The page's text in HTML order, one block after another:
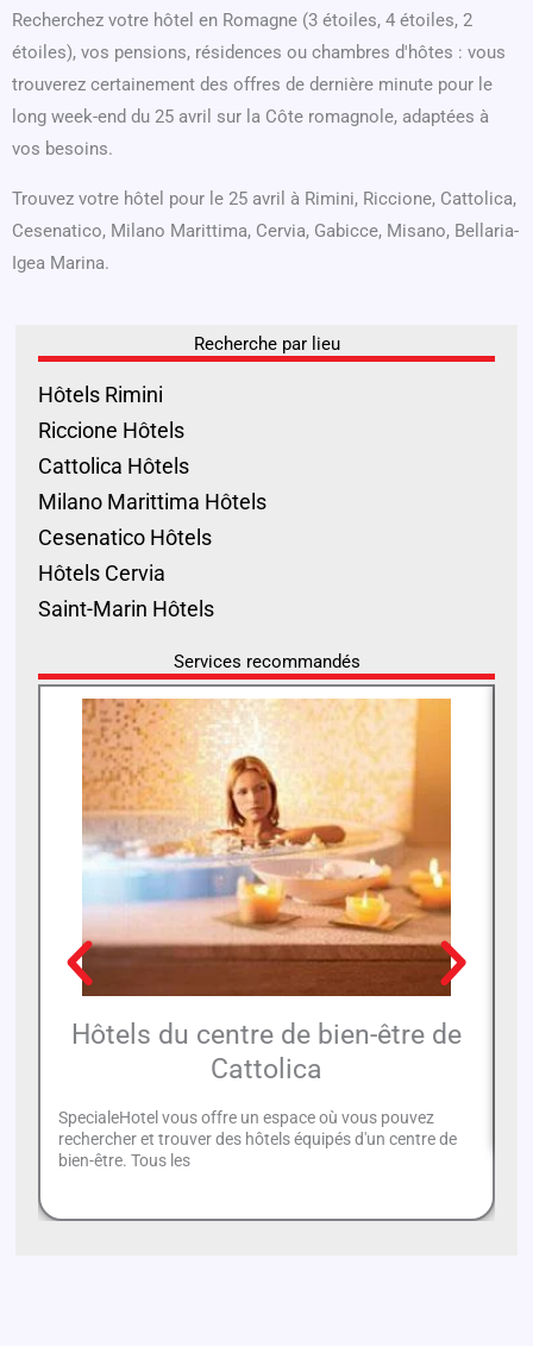
Recherchez votre hôtel en Romagne (3 étoiles, 4 étoiles, 2
étoiles), vos pensions, résidences ou chambres d'hôtes : vous
trouverez certainement des offres de dernière minute pour le
long week-end du 25 avril sur la Côte romagnole, adaptées à
vos besoins.
Trouvez votre hôtel pour le 25 avril à Rimini, Riccione, Cattolica,
Cesenatico, Milano Marittima, Cervia, Gabicce, Misano, Bellaria-
Igea Marina.
Recherche par lieu
Hôtels Rimini
Riccione Hôtels
Cattolica Hôtels
Milano Marittima Hôtels
Cesenatico Hôtels
Hôtels Cervia
Saint-Marin Hôtels
Services recommandés
Hôtels du centre de bien-être de
Cattolica
SpecialeHotel vous offre un espace où vous pouvez
rechercher et trouver des hôtels équipés d'un centre de
bien-être. Tous les